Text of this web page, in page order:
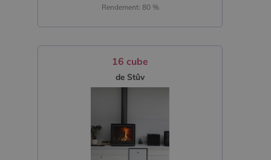
Rendement: 80 %
16 cube
de Stûv